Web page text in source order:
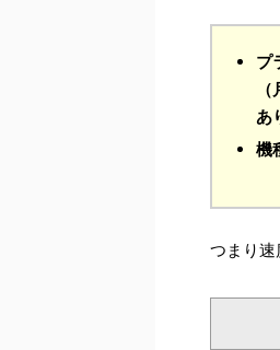
プ
あ
機
つまり速